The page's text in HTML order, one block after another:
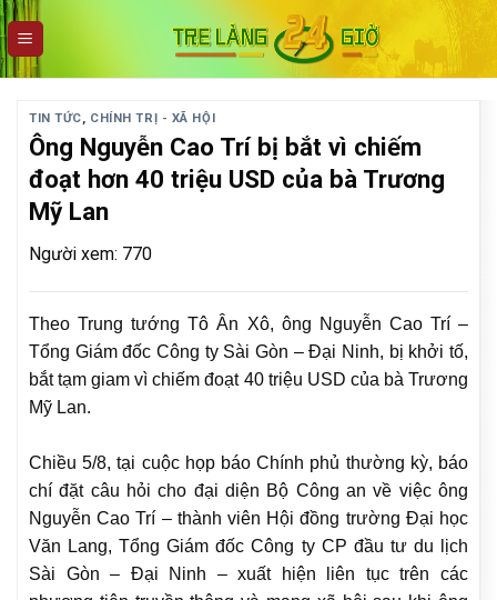
Skip
to
content
TIN TỨC, CHÍNH TRỊ - XÃ HỘI
Ông Nguyễn Cao Trí bị bắt vì chiếm
đoạt hơn 40 triệu USD của bà Trương
Mỹ Lan
Người xem: 770
Theo Trung tướng Tô Ân Xô, ông Nguyễn Cao Trí –
Tổng Giám đốc Công ty Sài Gòn – Đại Ninh, bị khởi tố,
bắt tạm giam vì chiếm đoạt 40 triệu USD của bà Trương
Mỹ Lan.
Chiều 5/8, tại cuộc họp báo Chính phủ thường kỳ, báo
chí đặt câu hỏi cho đại diện Bộ Công an về việc ông
Nguyễn Cao Trí – thành viên Hội đồng trường Đại học
Văn Lang, Tổng Giám đốc Công ty CP đầu tư du lịch
Sài Gòn – Đại Ninh – xuất hiện liên tục trên các